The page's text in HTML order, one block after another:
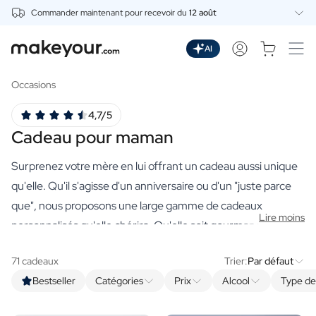
Commander maintenant pour recevoir du 12 août
Boissons
Gin Personnalisé
Wodka Personnalisée
Rhum Personnalisé
Limoncello Personnalisé
Spritz Personnalisé
Vermouth Personnalisé
Tequila Personnalisée
Vin Rouge Personnalisé
AI
Occasions
Cadeau pour maman
4,7/5
Surprenez votre mère en lui offrant un cadeau aussi unique
qu'elle. Qu'il s'agisse d'un anniversaire ou d'un "juste parce
que", nous proposons une large gamme de cadeaux
personnalisés qu'elle chérira. Qu'elle soit gourmande,
certainement un cadeau qui lui conviendra.
Pour maman, il
peut s'agir d'un cadeau fabriqué avec autant de soin, de
Lire moins
Bestseller Catégories Prix Alcool Type
71 cadeaux Trier:Par défaut